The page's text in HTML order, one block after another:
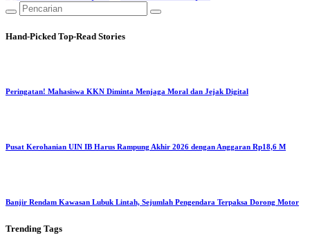
Hand-Picked Top-Read Stories
Peringatan! Mahasiswa KKN Diminta Menjaga Moral dan Jejak Digital
Pusat Kerohanian UIN IB Harus Rampung Akhir 2026 dengan Anggaran Rp18,6 M
Banjir Rendam Kawasan Lubuk Lintah, Sejumlah Pengendara Terpaksa Dorong Motor
Trending Tags